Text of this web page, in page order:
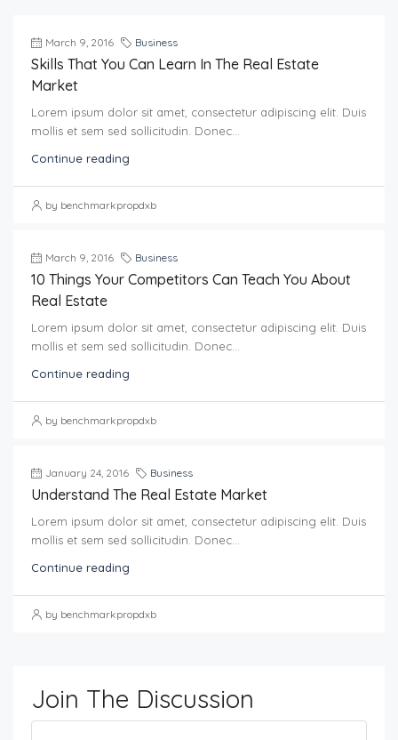
March 9, 2016 Business
Skills That You Can Learn In The Real Estate
Market
Lorem ipsum dolor sit amet, consectetur adipiscing elit. Duis
mollis et sem sed sollicitudin. Donec...
Continue reading
by benchmarkpropdxb
March 9, 2016 Business
10 Things Your Competitors Can Teach You About
Real Estate
Lorem ipsum dolor sit amet, consectetur adipiscing elit. Duis
mollis et sem sed sollicitudin. Donec...
Continue reading
by benchmarkpropdxb
January 24, 2016 Business
Understand The Real Estate Market
Lorem ipsum dolor sit amet, consectetur adipiscing elit. Duis
mollis et sem sed sollicitudin. Donec...
Continue reading
by benchmarkpropdxb
Join The Discussion